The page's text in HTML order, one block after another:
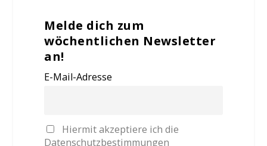
Melde dich zum
wöchentlichen Newsletter
an!
E-Mail-Adresse
Hiermit akzeptiere ich die
Datenschutzbestimmungen